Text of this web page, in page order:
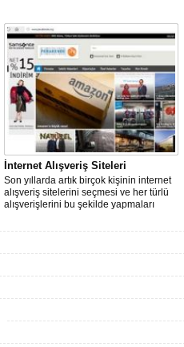
İnternet Alışveriş Siteleri
Son yıllarda artık birçok kişinin internet
alışveriş sitelerini seçmesi ve her türlü
alışverişlerini bu şekilde yapmaları
ortaya koymaktadır.